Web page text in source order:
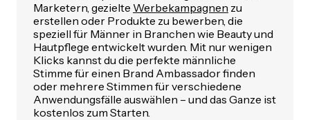
Marketern, gezielte Werbekampagnen zu
erstellen oder Produkte zu bewerben, die
speziell für Männer in Branchen wie Beauty und
Hautpflege entwickelt wurden. Mit nur wenigen
Klicks kannst du die perfekte männliche
Stimme für einen Brand Ambassador finden
oder mehrere Stimmen für verschiedene
Anwendungsfälle auswählen – und das Ganze ist
kostenlos zum Starten.